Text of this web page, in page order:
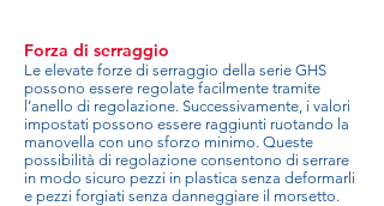
Forza di serraggio
Le elevate forze di serraggio della serie GHS
possono essere regolate facilmente tramite
l’anello di regolazione. Successivamente, i valori
impostati possono essere raggiunti ruotando la
manovella con uno sforzo minimo. Queste
possibilità di regolazione consentono di serrare
in modo sicuro pezzi in plastica senza deformarli
e pezzi forgiati senza danneggiare il morsetto.